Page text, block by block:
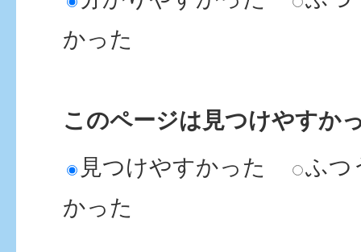
かった
このページは見つけやすか
見つけやすかった
ふつ
かった